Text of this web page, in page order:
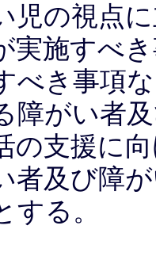
児の視点
実施すべ
べき事項
障がい者
の支援に
者及び障
する。